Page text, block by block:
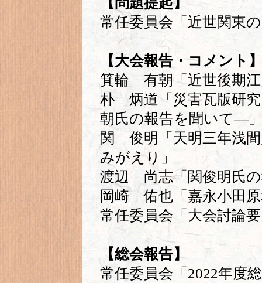
常任委員会「近世関東
【大会報告・コメント
箕輪 有朝「近世後期
朴 炳道「災害瓦版研
朝氏の報告を聞いて―
関 俊明「天明三年浅
みがえり」
渡辺 尚志「関俊明氏
岡崎 佑也「嘉永小田
常任委員会「大会討論
【総会報告】
常任委員会「2022年度